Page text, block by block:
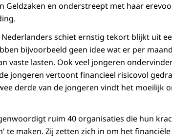
Geldzaken en onderstreept met haar
schiet ernstig tekort blijkt uit
bijvoorbeeld geen idee wat er per
vaste lasten. Ook veel jongeren
jongeren vertoont financieel risicovol
derde van de jongeren vindt het moeilijk
ruim 40 organisaties die hun
te maken. Zij zetten zich in om het